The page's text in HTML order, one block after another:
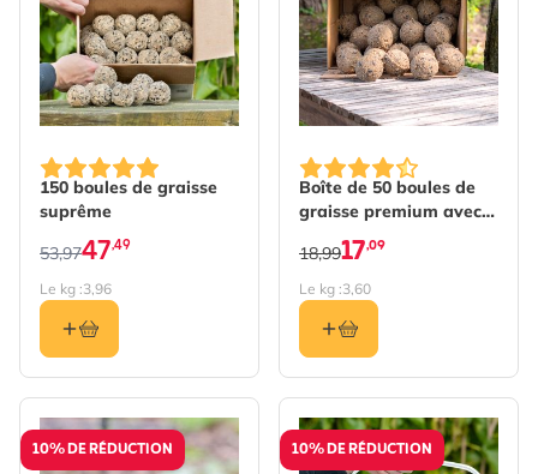
150 boules de graisse
suprême
The price depends on the options chosen on the
53,9747,49
Le kg :3,96
Boîte de 50 boules de
graisse premium avec
insectes
17,09
18,99
Le kg :3,60
10% DE RÉDUCTION 10% DE RÉDUCTION